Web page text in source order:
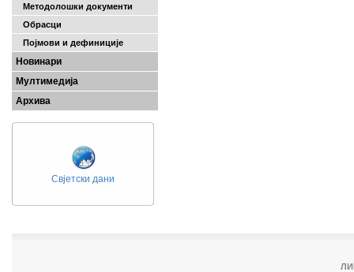
Методолошки документи
Обрасци
Појмови и дефиниције
Новинари
Мултимедија
Архива
Свјетски дани